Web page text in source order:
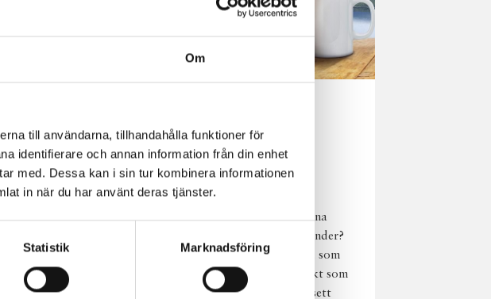
Om
till användarna, tillhandahålla funktioner för
identifierare och annan information från din enhet
med. Dessa kan i sin tur kombinera informationen
in när du har använt deras tjänster.
Statistik Marknadsföring
njutning i alla
väder
Har du provat
chokladmjölk från dina
norrländska mjölkbönder?
Den är lika god varm som
kall och passar perfekt som
vardagsnjutning oavsett